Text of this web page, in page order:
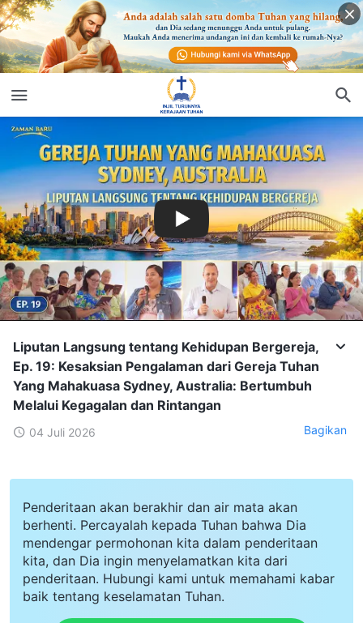
Liputan Langsung tentang Kehidupan Bergereja,
Ep. 19: Kesaksian Pengalaman dari Gereja Tuhan
Yang Mahakuasa Sydney, Australia: Bertumbuh
Melalui Kegagalan dan Rintangan
04 Juli 2026 Bagikan
Penderitaan akan berakhir dan air mata akan
berhenti. Percayalah kepada Tuhan bahwa Dia
mendengar permohonan kita dalam penderitaan
kita, dan Dia ingin menyelamatkan kita dari
penderitaan. Hubungi kami untuk memahami kabar
baik tentang keselamatan Tuhan.